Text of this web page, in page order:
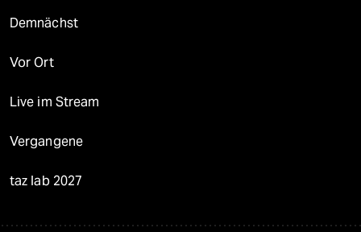
Demnächst
Vor Ort
Live im Stream
Vergangene
taz lab 2027